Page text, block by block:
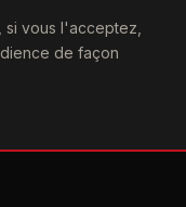
vous l'acceptez,
de façon